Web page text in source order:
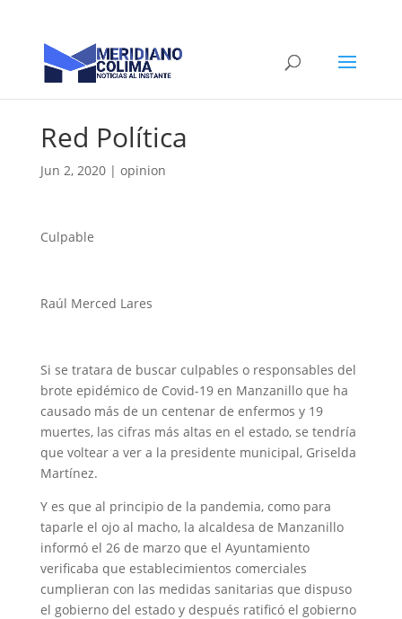
Red Política
Jun 2, 2020| opinion
Culpable
Raúl Merced Lares
Si se tratara de buscar culpables o responsables del
brote epidémico de Covid-19 en Manzanillo que ha
causado más de un centenar de enfermos y 19
muertes, las cifras más altas en el estado, se tendría
que voltear a ver a la presidente municipal, Griselda
Martínez.
Y es que al principio de la pandemia, como para
taparle el ojo al macho, la alcaldesa de Manzanillo
informó el 26 de marzo que el Ayuntamiento
verificaba que establecimientos comerciales
cumplieran con las medidas sanitarias que dispuso
el gobierno del estado y después ratificó el gobierno